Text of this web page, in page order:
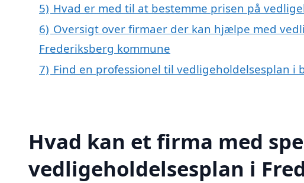
5) Hvad er med til at bestemme prisen på
6) Oversigt over firmaer der kan hjælpe med
Frederiksberg kommune
7) Find en professionel til vedligeholdelsesplan i
Hvad kan et firma med
vedligeholdelsesplan i